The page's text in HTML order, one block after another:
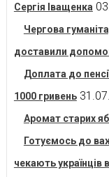
Сергія Іващенка
Чергова
доставили
Доплата до
1000 гривень 31.07.
Аромат старих
Готуємось до
чекають українців